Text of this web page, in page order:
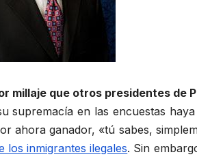
millaje que otros presidentes de
supremacía en las encuestas
ahora ganador, «tú sabes,
inmigrantes ilegales. Sin